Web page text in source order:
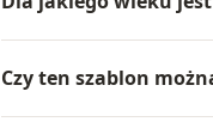
Czy ten szablon